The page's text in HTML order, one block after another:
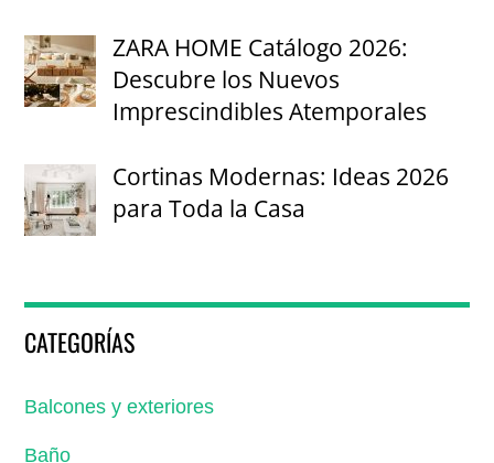
ZARA HOME Catálogo 2026:
Descubre los Nuevos
Imprescindibles Atemporales
Cortinas Modernas: Ideas 2026
para Toda la Casa
CATEGORÍAS
Balcones y exteriores
Baño